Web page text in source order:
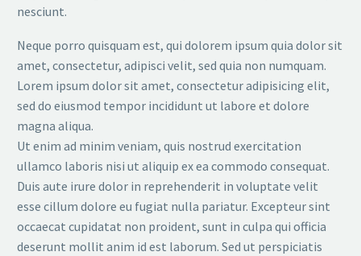
nesciunt.
Neque porro quisquam est, qui dolorem ipsum quia dolor sit
amet, consectetur, adipisci velit, sed quia non numquam.
Lorem ipsum dolor sit amet, consectetur adipisicing elit,
sed do eiusmod tempor incididunt ut labore et dolore
magna aliqua.
Ut enim ad minim veniam, quis nostrud exercitation
ullamco laboris nisi ut aliquip ex ea commodo consequat.
Duis aute irure dolor in reprehenderit in voluptate velit
esse cillum dolore eu fugiat nulla pariatur. Excepteur sint
occaecat cupidatat non proident, sunt in culpa qui officia
deserunt mollit anim id est laborum. Sed ut perspiciatis